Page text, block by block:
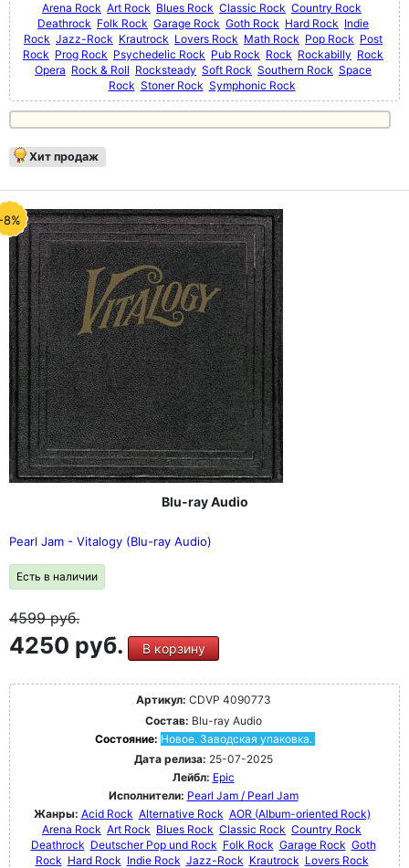
Arena Rock Art Rock Blues Rock Classic Rock Country Rock
Deathrock Folk Rock Garage Rock Goth Rock Hard Rock Indie
Rock Jazz-Rock Krautrock Lovers Rock Math Rock Pop Rock Post
Rock Prog Rock Psychedelic Rock Pub Rock Rock Rockabilly Rock
Opera Rock & Roll Rocksteady Soft Rock Southern Rock Space
Rock Stoner Rock Symphonic Rock
Хит продаж
8%
Blu-ray Audio
Pearl Jam - Vitalogy (Blu-ray Audio)
Есть в наличии
4599руб.
4250 руб. В корзину
Артикул: CDVP 4090773
Состав: Blu-ray Audio
Состояние: Новое. Заводская упаковка.
Дата релиза: 25-07-2025
Лейбл: Epic
Исполнители: Pearl Jam / Pearl Jam
Жанры: Acid Rock Alternative Rock AOR (Album-oriented Rock)
Arena Rock Art Rock Blues Rock Classic Rock Country Rock
Deathrock Deutscher Pop und Rock Folk Rock Garage Rock Goth
Rock Hard Rock Indie Rock Jazz-Rock Krautrock Lovers Rock